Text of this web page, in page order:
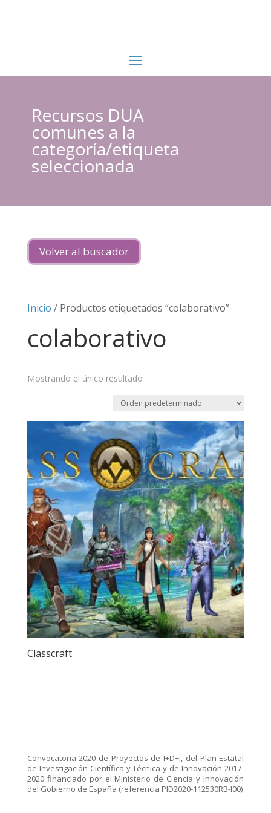
Recursos DUA
comunes a la
categoría/etiqueta
seleccionada
Volver al buscador
Inicio / Productos etiquetados “colaborativo”
colaborativo
Mostrando el único resultado
Classcraft
Convocatoria 2020 de Proyectos de I+D+i, del Plan Estatal
de Investigación Científica y Técnica y de Innovación 2017-
2020 financiado por el Ministerio de Ciencia y Innovación
del Gobierno de España (referencia PID2020-112530RB-I00)